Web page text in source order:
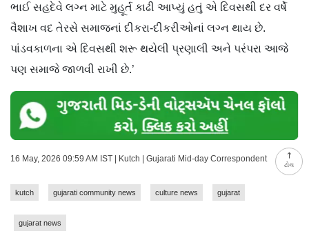
ટોચ
ભાઈ સહદેવે લગ્ન માટે મુહૂર્ત કાઢી આપ્યું હતું એ દિવસથી દર વર્ષે
વૈશાખ વદ તેરસે સમાજનાં દીકરા-દીકરીઓનાં લગ્ન થાય છે.
પાંડવકાળના એ દિવસથી શરૂ થયેલી પ્રણાલી અને પરંપરા આજે
પણ સમાજે જાળવી રાખી છે.’
16 May, 2026 09:59 AM IST | Kutch | Gujarati Mid-day Correspondent
kutch gujarati community news culture news gujarat
gujarat news